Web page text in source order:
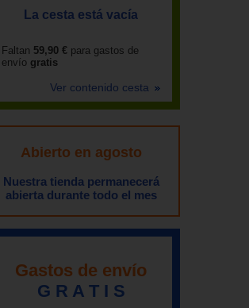
La cesta está vacía
Faltan 59,90 € para gastos de
envío gratis
Ver contenido cesta
Abierto en agosto
Nuestra tienda permanecerá
abierta durante todo el mes
Gastos de envío
G R A T I S